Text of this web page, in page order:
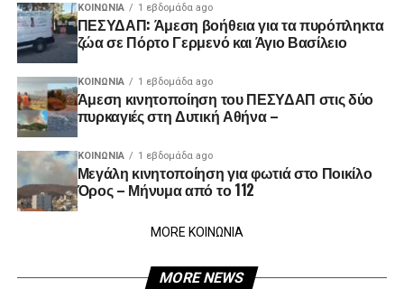
ΚΟΙΝΩΝΊΑ 1 εβδομάδα ago
ΠΕΣΥΔΑΠ: Άμεση βοήθεια για τα πυρόπληκτα
ζώα σε Πόρτο Γερμενό και Άγιο Βασίλειο
ΚΟΙΝΩΝΊΑ 1 εβδομάδα ago
Άμεση κινητοποίηση του ΠΕΣΥΔΑΠ στις δύο
πυρκαγιές στη Δυτική Αθήνα –
ΚΟΙΝΩΝΊΑ 1 εβδομάδα ago
Μεγάλη κινητοποίηση για φωτιά στο Ποικίλο
Όρος – Μήνυμα από το 112
MORE ΚΟΙΝΩΝΙΑ
MORE NEWS